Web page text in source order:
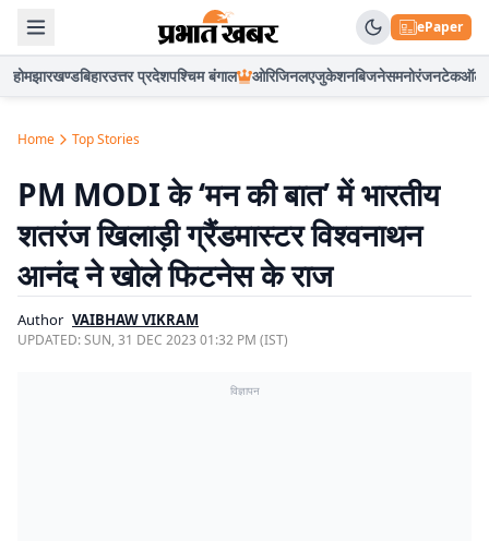
ePaper
होमझारखण्डबिहारउत्तर प्रदेशपश्चिम बंगाल ओरिजिनलएजुकेशनबिजनेसमनोरंजनटेकऑटो
Home Top Stories
PM MODI के ‘मन की बात’ में भारतीय
शतरंज खिलाड़ी ग्रैंडमास्टर विश्वनाथन
आनंद ने खोले फिटनेस के राज
Author VAIBHAW VIKRAM
UPDATED:SUN, 31 DEC 2023 01:32 PM (IST)
विज्ञापन